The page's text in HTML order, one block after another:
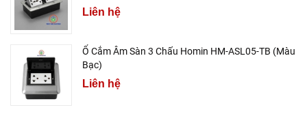
Liên hệ
Ổ Cắm Âm Sàn 3 Chấu Homin HM-ASL05-TB (Màu
Bạc)
Liên hệ